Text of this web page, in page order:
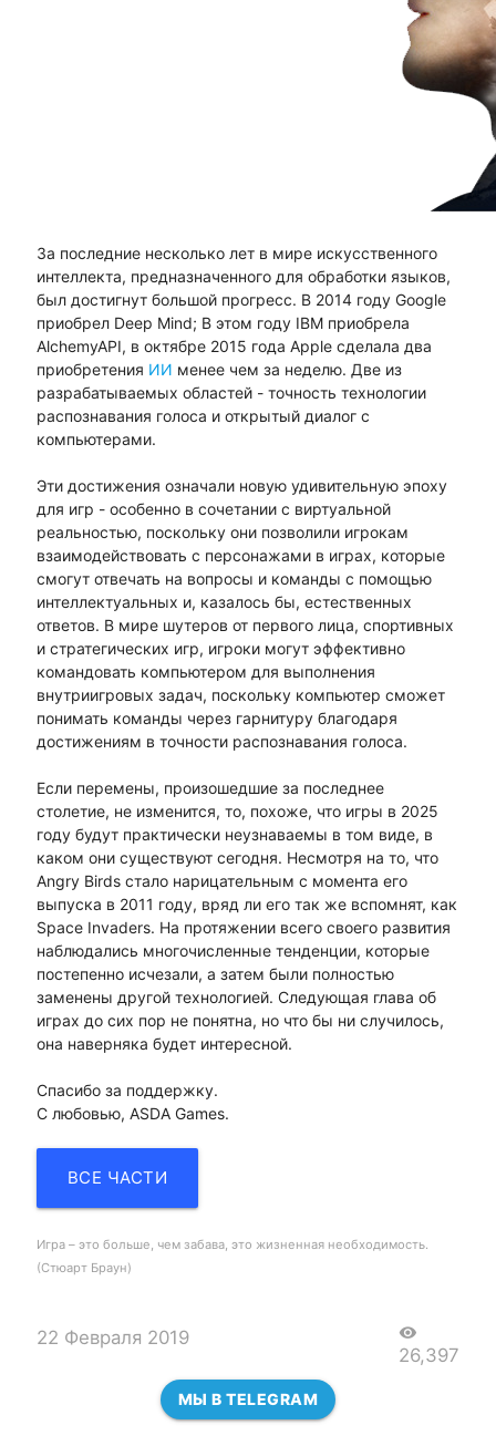
За последние несколько лет в мире искусственного
интеллекта, предназначенного для обработки языков,
был достигнут большой прогресс. В 2014 году Google
приобрел Deep Mind; В этом году IBM приобрела
AlchemyAPI, в октябре 2015 года Apple сделала два
приобретения ИИ менее чем за неделю. Две из
разрабатываемых областей - точность технологии
распознавания голоса и открытый диалог с
компьютерами.
Эти достижения означали новую удивительную эпоху
для игр - особенно в сочетании с виртуальной
реальностью, поскольку они позволили игрокам
взаимодействовать с персонажами в играх, которые
смогут отвечать на вопросы и команды с помощью
интеллектуальных и, казалось бы, естественных
ответов. В мире шутеров от первого лица, спортивных
и стратегических игр, игроки могут эффективно
командовать компьютером для выполнения
внутриигровых задач, поскольку компьютер сможет
понимать команды через гарнитуру благодаря
достижениям в точности распознавания голоса.
Если перемены, произошедшие за последнее
столетие, не изменится, то, похоже, что игры в 2025
году будут практически неузнаваемы в том виде, в
каком они существуют сегодня. Несмотря на то, что
Angry Birds стало нарицательным с момента его
выпуска в 2011 году, вряд ли его так же вспомнят, как
Space Invaders. На протяжении всего своего развития
наблюдались многочисленные тенденции, которые
постепенно исчезали, а затем были полностью
заменены другой технологией. Следующая глава об
играх до сих пор не понятна, но что бы ни случилось,
она наверняка будет интересной.
Спасибо за поддержку.
С любовью, ASDA Games.
ВСЕ ЧАСТИ
Игра – это больше, чем забава, это жизненная необходимость.
(Стюарт Браун)
22 Февраля 2019 visibility
26,397
МЫ В TELEGRAM